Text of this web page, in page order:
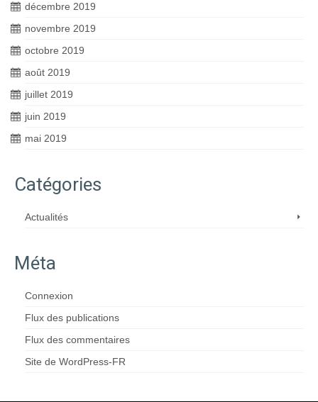
décembre 2019
novembre 2019
octobre 2019
août 2019
juillet 2019
juin 2019
mai 2019
Catégories
Actualités
Méta
Connexion
Flux des publications
Flux des commentaires
Site de WordPress-FR